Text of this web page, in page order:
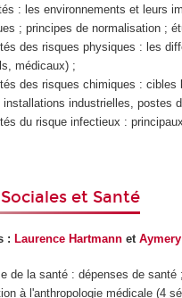
: les environnements et leurs
; principes de normalisation ;
des risques physiques : les
médicaux) ;
des risques chimiques : cibles
installations industrielles, postes
du risque infectieux :
et Santé
:Laurence Hartmann et
de la santé : dépenses de
à l'anthropologie médicale (4